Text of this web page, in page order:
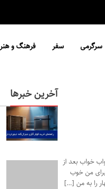
سرگرمی سفر فرهنگ و هنر
خواب بعد از
من خوب
را به من […]
آخرین خبرها